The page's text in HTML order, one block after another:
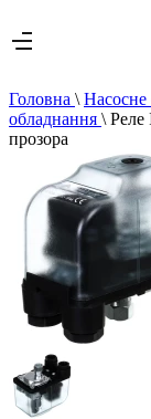
Головна \ Насосне
обладнання \ Реле
прозора